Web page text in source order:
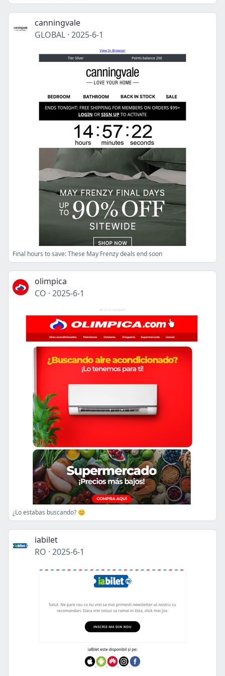
canningvale
GLOBAL · 2025-6-1
Final hours to save: These May Frenzy deals end soon
olimpica
CO · 2025-6-1
¿Lo estabas buscando? 😊
iabilet
RO · 2025-6-1